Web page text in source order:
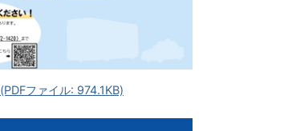
ファイル: 974.1KB)